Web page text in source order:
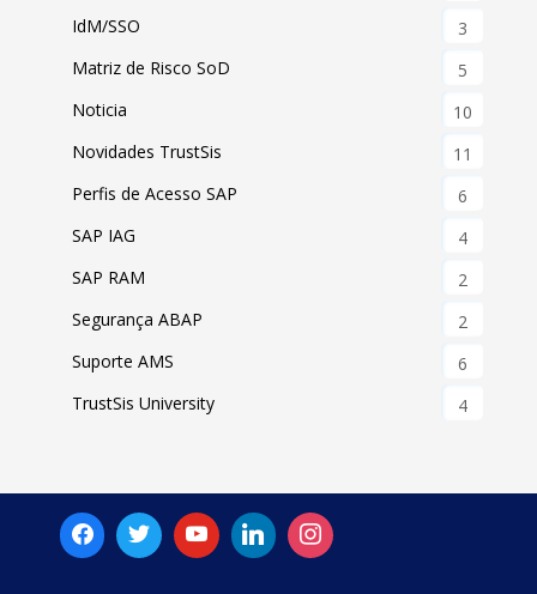
IdM/SSO
3
Matriz de Risco SoD
5
Noticia
10
Novidades TrustSis
11
Perfis de Acesso SAP
6
SAP IAG
4
SAP RAM
2
Segurança ABAP
2
Suporte AMS
6
TrustSis University
4